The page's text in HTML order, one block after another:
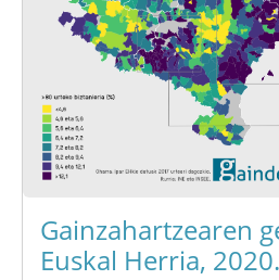
Gainzahartzearen
Euskal Herria, 2020.